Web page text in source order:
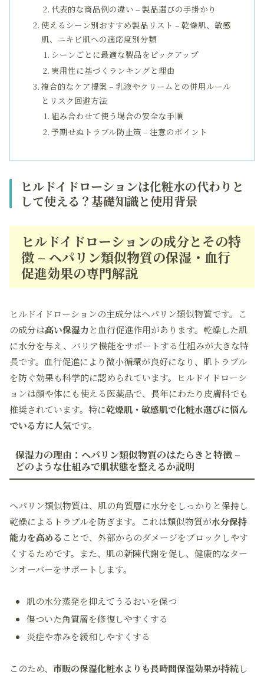
代表的な商品例の違い – 製品選びの手掛かり
使えるシーン別おすすめ製品リスト – 乾燥肌、敏感
肌、ニキビ肌への適応度別分類
シーンごとに最適な製品をピックアップ
実用性に基づくランキングと理由
複合的なケア提案 – 乳液やクリームとの併用ルール
とリスク回避方法
組み合わせて使う場合の安全な手順
予期せぬトラブル防止策 – 注意のポイント
ヒルドイドローションは化粧水の代わりと
して使える？基礎知識と使用背景
ヒルドイドローションの成分とその特
徴 – ヘパリン類似物質の保湿・血行
促進効果の専門解説
ヒルドイドローションの主成分はヘパリン類似物質です。こ
の成分は高い保湿力と血行促進作用があります。乾燥した肌
に水分を与え、バリア機能をサポートする仕組みが大きな特
長です。血行促進により微小循環が良好になり、肌トラブル
を防ぐ効果も科学的に認められています。ヒルドイドローシ
ョンは顔や体にも使える医薬品で、長年にわたり皮膚科でも
推奨されています。特に乾燥肌・敏感肌で化粧水選びに悩ん
でいる方に人気です。
保湿力の理由：ヘパリン類似物質のはたらきと特徴 –
どのような仕組みで肌状態を整えるか説明
ヘパリン類似物質は、肌の角質層に水分をしっかりと保持し
乾燥によるトラブルを防ぎます。これは類似物質が水分保持
能力を高める ことで、外部からのダメージをブロックしやす
くするためです。また、肌の新陳代謝を促し、健康的なター
ンオーバーをサポートします。
肌の水分蒸発を抑えてうるおいを保つ
傷ついた角質層を修復しやすくする
炎症や赤みを緩和しやすくする
このため、 市販の保湿化粧水よりも長時間保湿効果が持続し